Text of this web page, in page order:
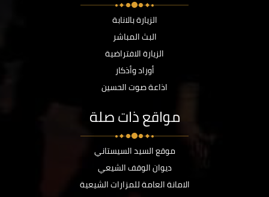
الزيارة بالانابة
البث المباشر
الزيارة الافتراضية
أوراد وأذكار
اذاعة صوت الحسين
مواقع ذات صلة
موقع السيد السيستاني
ديوان الوقف الشيعي
الامانة العامة للمزارات الشيعية